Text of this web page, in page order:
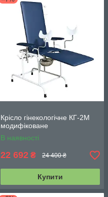
Крісло гінекологічне КГ-2М
модифіковане
В наявності
22 692 ₴ 24 400 ₴
Купити